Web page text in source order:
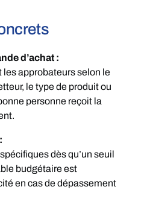
d’achat :
approbateurs selon le
le type de produit ou
personne reçoit la
dès qu’un seuil
budgétaire est
en cas de dépassement